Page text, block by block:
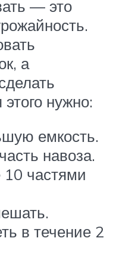
— это
а
нужно:
емкость.
навоза.
10 частями
в течение 2